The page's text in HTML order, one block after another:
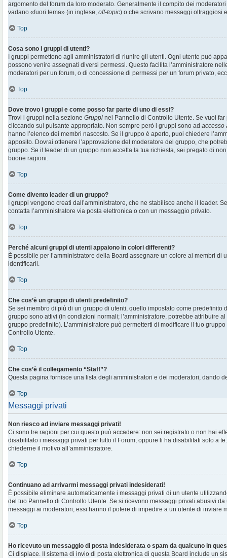
argomento del forum da loro moderato. Generalmente il compito dei
vadano «fuori tema» (in inglese, off-topic) o che scrivano messaggi oltraggiosi
Top
Cosa sono i gruppi di utenti?
I gruppi permettono agli amministratori di riunire gli utenti. Ogni utente può
possono venire assegnati diversi permessi. Questo facilita l’amministratore
moderatori per un forum, o di concessione di permessi per un forum privato,
Top
Dove trovo i gruppi e come posso far parte di uno di essi?
Trovi i gruppi nella sezione Gruppi nel Pannello di Controllo Utente. Se vuoi
cliccando sul pulsante appropriato. Non sempre però i gruppi sono ad accesso
hanno l’elenco dei membri nascosto. Se il gruppo è aperto, puoi chiedere
apposito. Dovrai ottenere l’approvazione del moderatore del gruppo, che
gruppo. Se il leader di un gruppo non accetta la tua richiesta, sei pregato di
buone ragioni.
Top
Come divento leader di un gruppo?
I gruppi vengono creati dall’amministratore, che ne stabilisce anche il leader.
contatta l’amministratore via posta elettronica o con un messaggio privato.
Top
Perché alcuni gruppi di utenti appaiono in colori differenti?
È possibile per l’amministratore della Board assegnare un colore ai membri di
identificarli.
Top
Che cos’è un gruppo di utenti predefinito?
Se sei membro di più di un gruppo di utenti, quello impostato come predefinito
gruppo sono attivi (in condizioni normali; l’amministratore, potrebbe attribuire
gruppo predefinito). L’amministratore può permetterti di modificare il tuo
Controllo Utente.
Top
Che cos’è il collegamento “Staff”?
Questa pagina fornisce una lista degli amministratori e dei moderatori, dando
Top
Messaggi privati
Non riesco ad inviare messaggi privati!
Ci sono tre ragioni per cui questo può accadere: non sei registrato o non hai
disabilitato i messaggi privati per tutto il Forum, oppure li ha disabilitati solo a
chiederne il motivo all’amministratore.
Top
Continuano ad arrivarmi messaggi privati indesiderati!
È possibile eliminare automaticamente i messaggi privati ​​di un utente
del tuo Pannello di Controllo Utente. Se si ricevono messaggi privati ​​abusivi
messaggi ai moderatori; essi hanno il potere di impedire a un utente di inviare
Top
Ho ricevuto un messaggio di posta indesiderata o spam da qualcuno in
Ci dispiace. Il sistema di invio di posta elettronica di questa Board include un